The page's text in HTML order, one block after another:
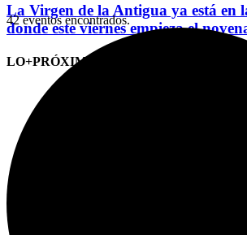
La Virgen de la Antigua ya está en
donde este viernes empieza el
LO+PRÓXIMO (CITAS)
42 eventos encontrados.